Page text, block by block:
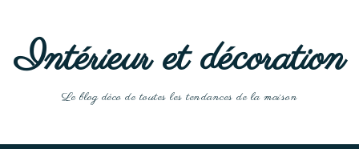
Intérieur et décoration
Le blog déco de toutes les tendances de la maison